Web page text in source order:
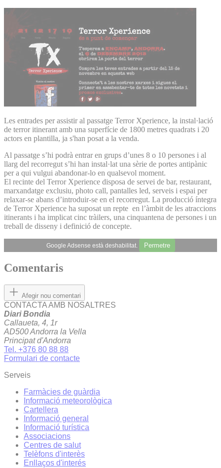
Les entrades per assistir al passatge Terror Xperience, la instal·lació
de terror itinerant amb una superfície de 1800 metres quadrats i 20
actors en plantilla, ja s'han posat a la venda.
Al passatge s’hi podrà entrar en grups d’unes 8 o 10 persones i al
llarg del recorregut s’hi han instal·lat una sèrie de portes antipànic
per a qui vulgui abandonar-lo en qualsevol moment.
El recinte del Terror Xperience disposa de servei de bar, restaurant,
marxandatge exclusiu, photo call, pantalles led, serveis i espai per
relaxar-se abans d’introduir-se en el recorregut. La producció íntegra
de Terror Xperience ha suposat un repte en l’àmbit de les atraccions
itinerants i ha implicat cinc tràilers, una cinquantena de persones i un
treball de disseny i definició de concepte.
Google Adsense està deshabilitat. Permetre
Comentaris
Afegir nou comentari
CONTACTA AMB NOSALTRES
Diari Bondia
Callaueta, 4, 1r
AD500 Andorra la Vella
Principat d'Andorra
Tel. +376 80 88 88
Formulari de contacte
Serveis
Farmàcies de guàrdia
Informació meteorològica
Cartellera
Informació general
Informació turística
Associacions
Centres de salut
Telèfons d'interès
Enllaços d'interés